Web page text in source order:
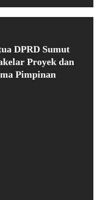
DPRD Sumut
Proyek dan
Pimpinan